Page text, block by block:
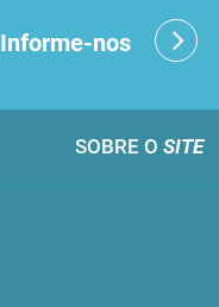
Informe-nos
SOBRE O SITE